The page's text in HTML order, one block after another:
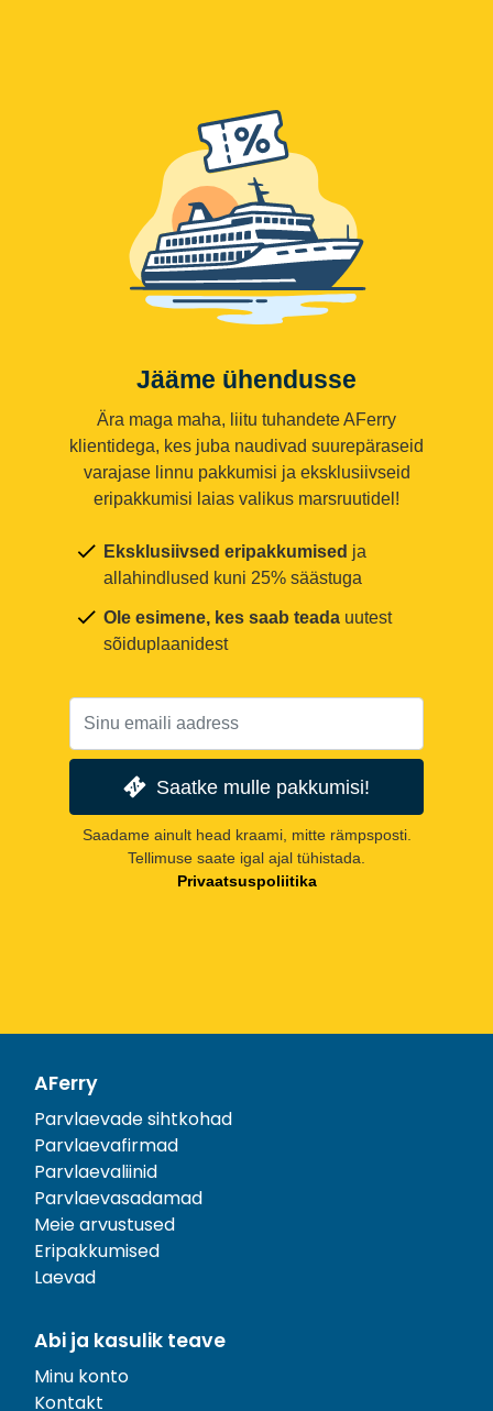
Jääme ühendusse
Ära maga maha, liitu tuhandete AFerry
klientidega, kes juba naudivad suurepäraseid
varajase linnu pakkumisi ja eksklusiivseid
eripakkumisi laias valikus marsruutidel!
Eksklusiivsed eripakkumised ja
allahindlused kuni 25% säästuga
Ole esimene, kes saab teada uutest
sõiduplaanidest
Saatke mulle pakkumisi!
Saadame ainult head kraami, mitte rämpsposti.
Tellimuse saate igal ajal tühistada.
Privaatsuspoliitika
AFerry
Parvlaevade sihtkohad
Parvlaevafirmad
Parvlaevaliinid
Parvlaevasadamad
Meie arvustused
Eripakkumised
Laevad
Abi ja kasulik teave
Minu konto
Kontakt